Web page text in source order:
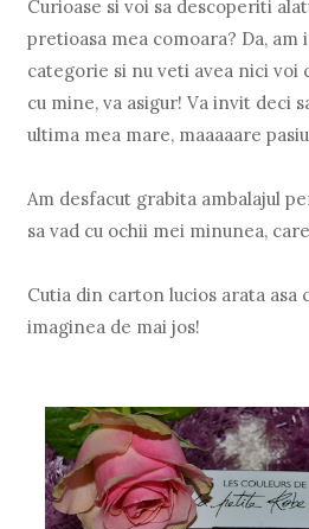
Curioase si voi sa descoperiti
pretioasa mea comoara? Da, am
categorie si nu veti avea nici voi
cu mine, va asigur! Va invit deci
ultima mea mare, maaaaare
Am desfacut grabita ambalajul
sa vad cu ochii mei minunea,
Cutia din carton lucios arata asa
imaginea de mai jos!